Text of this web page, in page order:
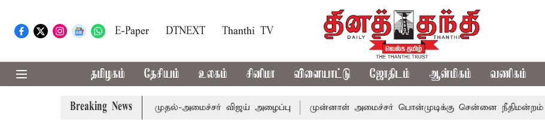
E-Paper DTNEXT Thanthi TV
தமிழகம் தேசியம் உலகம் சினிமா விளையாட்டு ஜோதிடம் ஆன்மிகம் வணிகம்
Breaking News
எம்.பி.க்கள் கூட்டத்துக்கு முதல்-அமைச்சர் விஜய் அழைப்பு முன்னாள் அமைச்சர் பொன்முடிக்கு சென்னை நீதிமன்றம்